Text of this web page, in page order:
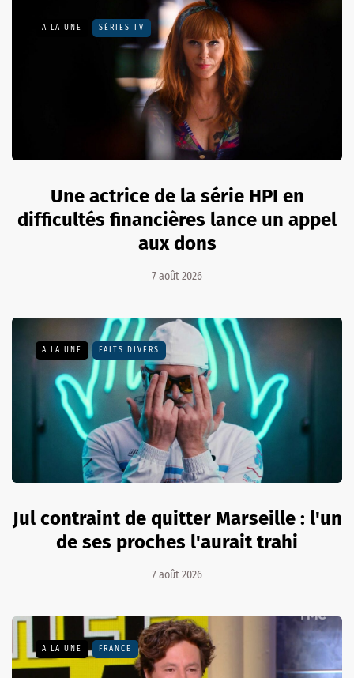
A LA UNE SÉRIES TV
Une actrice de la série HPI en
difficultés financières lance un appel
aux dons
7 août 2026
A LA UNE FAITS DIVERS
Jul contraint de quitter Marseille : l'un
de ses proches l'aurait trahi
7 août 2026
A LA UNE FRANCE